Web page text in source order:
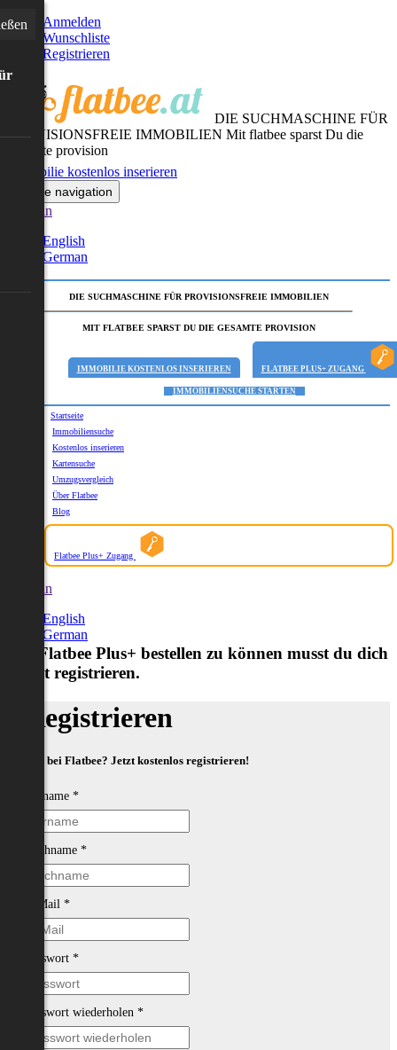
Anmelden
Wunschliste
Registrieren
DIE SUCHMASCHINE FÜR
PROVISIONSFREIE IMMOBILIEN Mit flatbee sparst Du die
gesamte provision
Immobilie kostenlos inserieren
Toggle navigation
German
English
German
DIE SUCHMASCHINE FÜR PROVISIONSFREIE IMMOBILIEN
MIT FLATBEE SPARST DU DIE GESAMTE PROVISION
IMMOBILIE KOSTENLOS INSERIEREN FLATBEE PLUS+ ZUGANG
IMMOBILIENSUCHE STARTEN
Startseite
Immobiliensuche
Kostenlos inserieren
Kartensuche
Umzugsvergleich
Über Flatbee
Blog
Flatbee Plus+ Zugang
German
English
German
Um Flatbee Plus+ bestellen zu können musst du dich
zuerst registrieren.
Registrieren
Neu bei Flatbee? Jetzt kostenlos registrieren!
Vorname *
Nachname *
E-Mail *
Passwort *
Passwort wiederholen *